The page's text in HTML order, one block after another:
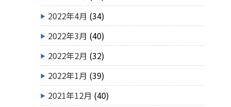
2022年4月 (34)
2022年3月 (40)
2022年2月 (32)
2022年1月 (39)
2021年12月 (40)